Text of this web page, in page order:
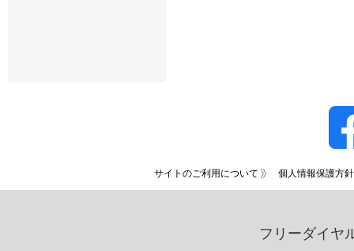
サイトのご利用について 個人情報保護方針
フリーダイヤ